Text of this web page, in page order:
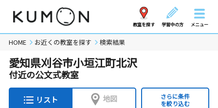
教室を探す 学習中の方 メニュー
HOME お近くの教室を探す 検索結果
愛知県刈谷市小垣江町北沢
付近の公文式教室
リスト 地図
さらに条件
を絞り込む